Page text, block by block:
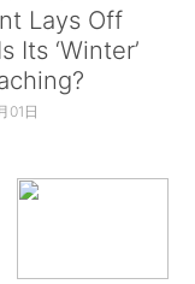
Lays Off
Its ‘Winter’
01日